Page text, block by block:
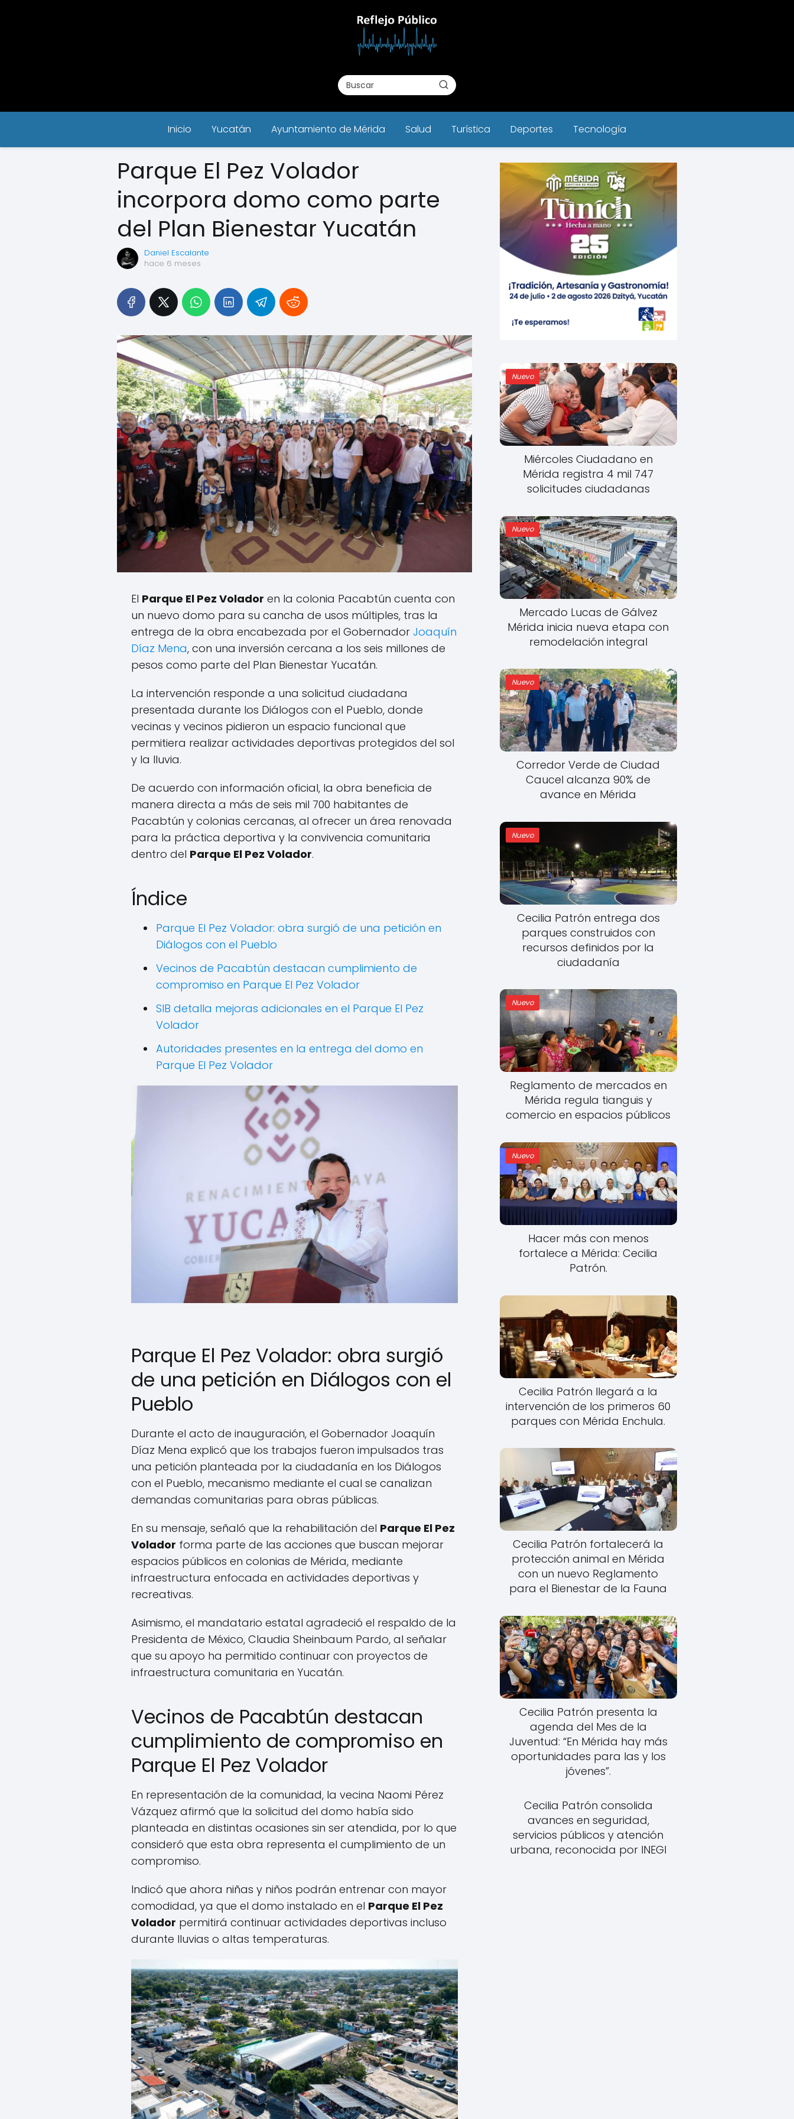
Inicio Yucatán Ayuntamiento de Mérida Salud Turística Deportes Tecnología
Parque El Pez Volador
incorpora domo como parte
del Plan Bienestar Yucatán
Daniel Escalante
hace 6 meses
El Parque El Pez Volador en la colonia Pacabtún cuenta con
un nuevo domo para su cancha de usos múltiples, tras la
entrega de la obra encabezada por el Gobernador Joaquín
Díaz Mena, con una inversión cercana a los seis millones de
pesos como parte del Plan Bienestar Yucatán.
La intervención responde a una solicitud ciudadana
presentada durante los Diálogos con el Pueblo, donde
vecinas y vecinos pidieron un espacio funcional que
permitiera realizar actividades deportivas protegidos del sol
y la lluvia.
De acuerdo con información oficial, la obra beneficia de
manera directa a más de seis mil 700 habitantes de
Pacabtún y colonias cercanas, al ofrecer un área renovada
para la práctica deportiva y la convivencia comunitaria
dentro del Parque El Pez Volador.
Índice
Parque El Pez Volador: obra surgió de una petición en
Diálogos con el Pueblo
Vecinos de Pacabtún destacan cumplimiento de
compromiso en Parque El Pez Volador
SIB detalla mejoras adicionales en el Parque El Pez
Volador
Autoridades presentes en la entrega del domo en
Parque El Pez Volador
Parque El Pez Volador: obra surgió
de una petición en Diálogos con el
Pueblo
Durante el acto de inauguración, el Gobernador Joaquín
Díaz Mena explicó que los trabajos fueron impulsados tras
una petición planteada por la ciudadanía en los Diálogos
con el Pueblo, mecanismo mediante el cual se canalizan
demandas comunitarias para obras públicas.
En su mensaje, señaló que la rehabilitación del Parque El Pez
Volador forma parte de las acciones que buscan mejorar
espacios públicos en colonias de Mérida, mediante
infraestructura enfocada en actividades deportivas y
recreativas.
Asimismo, el mandatario estatal agradeció el respaldo de la
Presidenta de México, Claudia Sheinbaum Pardo, al señalar
que su apoyo ha permitido continuar con proyectos de
infraestructura comunitaria en Yucatán.
Vecinos de Pacabtún destacan
cumplimiento de compromiso en
Parque El Pez Volador
En representación de la comunidad, la vecina Naomi Pérez
Vázquez afirmó que la solicitud del domo había sido
planteada en distintas ocasiones sin ser atendida, por lo que
consideró que esta obra representa el cumplimiento de un
compromiso.
Indicó que ahora niñas y niños podrán entrenar con mayor
comodidad, ya que el domo instalado en el Parque El Pez
Volador permitirá continuar actividades deportivas incluso
durante lluvias o altas temperaturas.
Nuevo
Miércoles Ciudadano en
Mérida registra 4 mil 747
solicitudes ciudadanas
Nuevo
Mercado Lucas de Gálvez
Mérida inicia nueva etapa con
remodelación integral
Nuevo
Corredor Verde de Ciudad
Caucel alcanza 90% de
avance en Mérida
Nuevo
Cecilia Patrón entrega dos
parques construidos con
recursos definidos por la
ciudadanía
Nuevo
Reglamento de mercados en
Mérida regula tianguis y
comercio en espacios públicos
Nuevo
Hacer más con menos
fortalece a Mérida: Cecilia
Patrón.
Cecilia Patrón llegará a la
intervención de los primeros 60
parques con Mérida Enchula.
Cecilia Patrón fortalecerá la
protección animal en Mérida
con un nuevo Reglamento
para el Bienestar de la Fauna
Cecilia Patrón presenta la
agenda del Mes de la
Juventud: “En Mérida hay más
oportunidades para las y los
jóvenes”.
Cecilia Patrón consolida
avances en seguridad,
servicios públicos y atención
urbana, reconocida por INEGI